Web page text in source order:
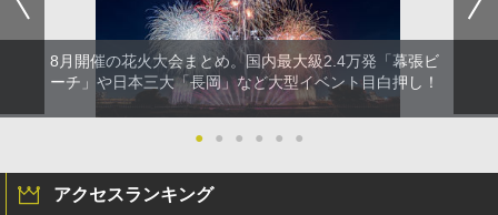
8月開催の花火大会まとめ。国内最大級2.4万発「幕張ビ
ーチ」や日本三大「長岡」など大型イベント目白押し！
● ● ● ● ● ●
アクセスランキング